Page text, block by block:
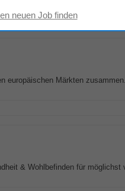
europäischen Märkten
& Wohlbefinden für möglichst